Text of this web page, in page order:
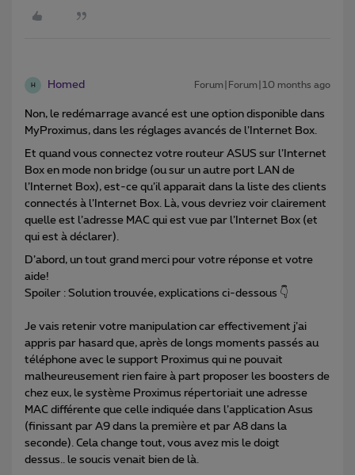
H Homed Forum|Forum|10 months ago
Non, le redémarrage avancé est une option disponible dans
MyProximus, dans les réglages avancés de l’Internet Box.
Et quand vous connectez votre routeur ASUS sur l’Internet
Box en mode non bridge (ou sur un autre port LAN de
l’Internet Box), est-ce qu’il apparait dans la liste des clients
connectés à l’Internet Box. Là, vous devriez voir clairement
quelle est l’adresse MAC qui est vue par l’Internet Box (et
qui est à déclarer).
D’abord, un tout grand merci pour votre réponse et votre
aide!
Spoiler : Solution trouvée, explications ci-dessous 👇
Je vais retenir votre manipulation car effectivement j’ai
appris par hasard que, après de longs moments passés au
téléphone avec le support Proximus qui ne pouvait
malheureusement rien faire à part proposer les boosters de
chez eux, le système Proximus répertoriait une adresse
MAC différente que celle indiquée dans l’application Asus
(finissant par A9 dans la première et par A8 dans la
seconde). Cela change tout, vous avez mis le doigt
dessus.. le soucis venait bien de là.